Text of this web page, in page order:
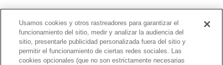
SEGUINOS EN
Facebook
Instagram
YouTube
Usamos cookies y otros rastreadores para garantizar el
funcionamiento del sitio, medir y analizar la audiencia del
sitio, presentarle publicidad personalizada fuera del sitio y
permitir el funcionamiento de ciertas redes sociales. Las
cookies opcionales (que no son estrictamente necesarias